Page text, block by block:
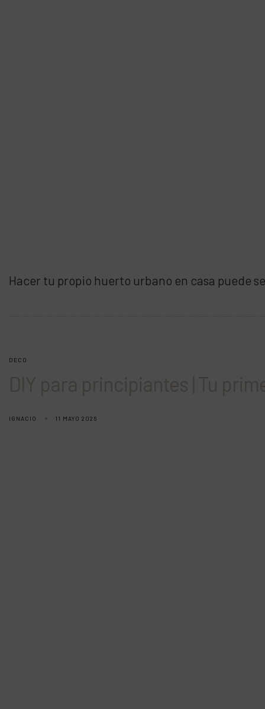
Hacer tu propio huerto urbano en casa puede
DECO
IGNACIO 11 MAYO 2026